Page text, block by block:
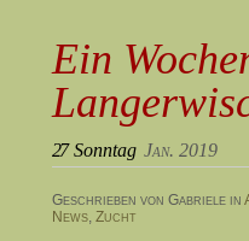
Ein
27 Sonntag Jan. 2019
Geschrieben von Gabriele in
News, Zucht